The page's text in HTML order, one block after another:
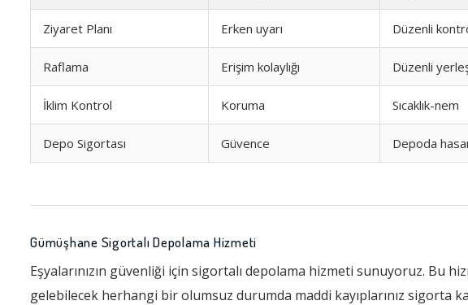
Ziyaret Planı Erken uyarı Düzenli
Raflama Erişim kolaylığı Düzenli
İklim Kontrol Koruma Sıcaklık-nem
Depo Sigortası Güvence Depoda
Gümüşhane Sigortalı Depolama Hizmeti
Eşyalarınızın güvenliği için sigortalı depolama hizmeti sunuyoruz. Bu
gelebilecek herhangi bir olumsuz durumda maddi kayıplarınız sigorta